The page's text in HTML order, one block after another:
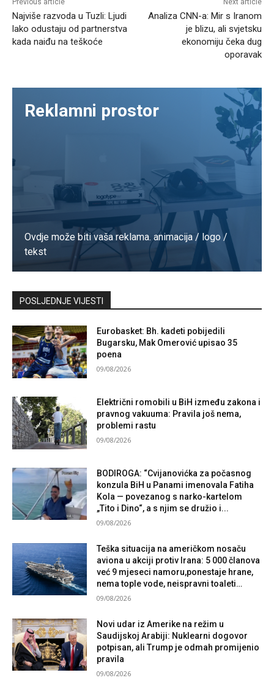
Previous article
Najviše razvoda u Tuzli: Ljudi
lako odustaju od partnerstva
kada naiđu na teškoće
Next article
Analiza CNN-a: Mir s Iranom
je blizu, ali svjetsku
ekonomiju čeka dug
oporavak
Reklamni prostor
Ovdje može biti vaša reklama. animacija / logo /
tekst
Kontaktirajte nas
POSLJEDNJE VIJESTI
Eurobasket: Bh. kadeti pobijedili
Bugarsku, Mak Omerović upisao 35
poena
09/08/2026
Električni romobili u BiH između zakona i
pravnog vakuuma: Pravila još nema,
problemi rastu
09/08/2026
BODIROGA: “Cvijanovićka za počasnog
konzula BiH u Panami imenovala Fatiha
Kola — povezanog s narko-kartelom
„Tito i Dino“, a s njim se družio i...
09/08/2026
Teška situacija na američkom nosaču
aviona u akciji protiv Irana: 5 000 članova
već 9 mjeseci namoru,ponestaje hrane,
nema tople vode, neispravni toaleti…
09/08/2026
Novi udar iz Amerike na režim u
Saudijskoj Arabiji: Nuklearni dogovor
potpisan, ali Trump je odmah promijenio
pravila
09/08/2026